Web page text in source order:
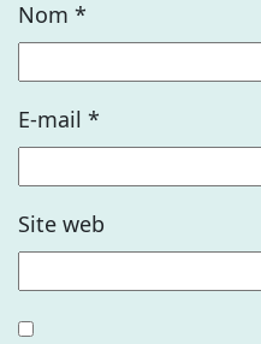
Nom *
E-mail *
Site web